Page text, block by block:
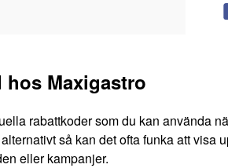
hos Maxigastro
rabattkoder som du kan använda
så kan det ofta funka att visa
eller kampanjer.